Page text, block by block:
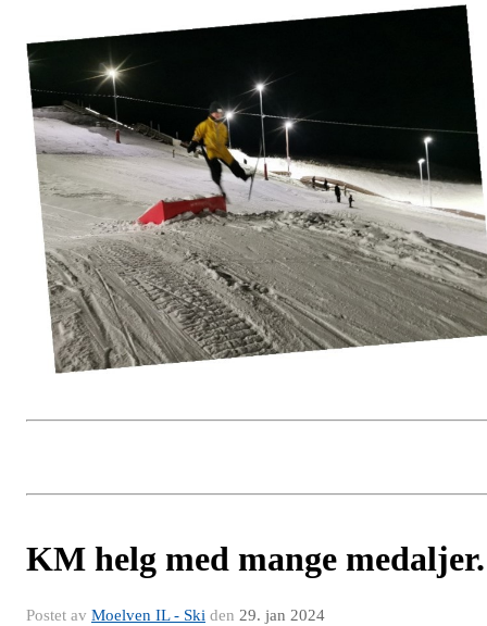
KM helg med mange medaljer.
Postet av Moelven IL - Ski den 29. jan 2024